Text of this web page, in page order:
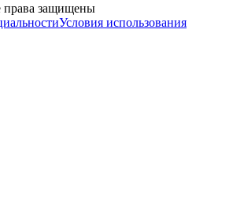
права защищены
Условия использования